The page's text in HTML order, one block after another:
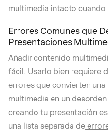
multimedia intacto cuando
Errores Comunes que
Presentaciones
Añadir contenido
fácil. Usarlo bien requiere
errores que convierten
multimedia en un
creando tu presentación
una lista separada de